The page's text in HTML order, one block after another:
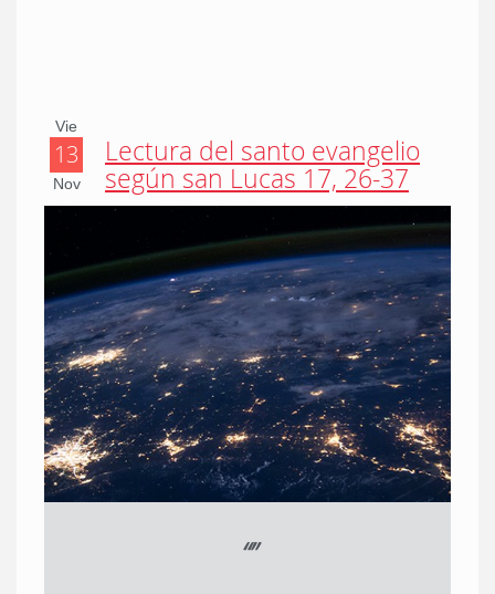
Vie
13
Nov
Lectura del santo evangelio
según san Lucas 17, 26-37
“”